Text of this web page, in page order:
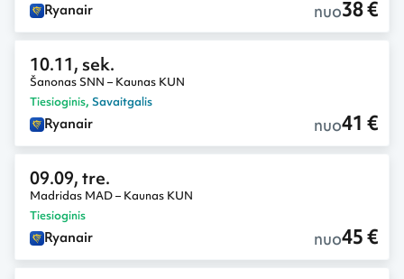
Ryanair nuo38 €
10.11, sek.
Šanonas SNN – Kaunas KUN
Tiesioginis, Savaitgalis
Ryanair nuo41 €
09.09, tre.
Madridas MAD – Kaunas KUN
Tiesioginis
Ryanair nuo45 €